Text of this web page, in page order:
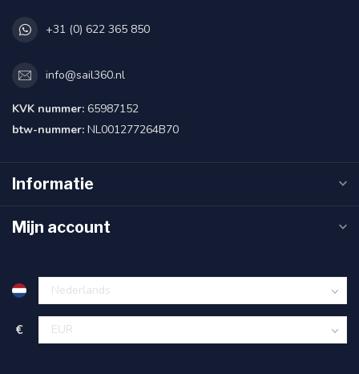
+31 (0) 622 365 850
info@sail360.nl
KVK nummer: 65987152
btw-nummer: NL001277264B70
Informatie
Mijn account
€